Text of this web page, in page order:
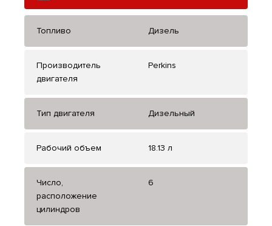
Топливо Дизель
Производитель
двигателя
Perkins
Тип двигателя Дизельный
Рабочий объем 18.13 л
Число,
расположение
цилиндров
6